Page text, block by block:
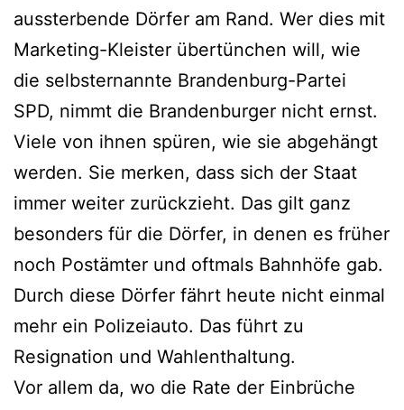
aussterbende Dörfer am Rand. Wer dies mit
Marketing-Kleister übertünchen will, wie
die selbsternannte Brandenburg-Partei
SPD, nimmt die Brandenburger nicht ernst.
Viele von ihnen spüren, wie sie abgehängt
werden. Sie merken, dass sich der Staat
immer weiter zurückzieht. Das gilt ganz
besonders für die Dörfer, in denen es früher
noch Postämter und oftmals Bahnhöfe gab.
Durch diese Dörfer fährt heute nicht einmal
mehr ein Polizeiauto. Das führt zu
Resignation und Wahlenthaltung.
Vor allem da, wo die Rate der Einbrüche